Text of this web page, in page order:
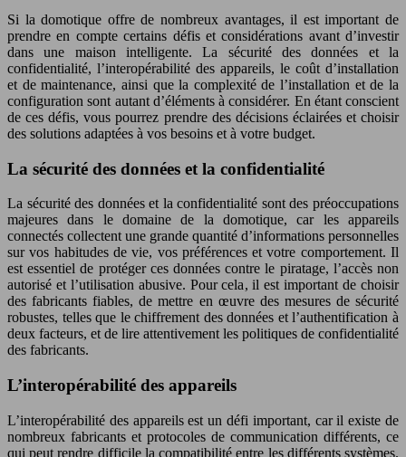
Si la domotique offre de nombreux avantages, il est important de
prendre en compte certains défis et considérations avant d’investir
dans une maison intelligente. La sécurité des données et la
confidentialité, l’interopérabilité des appareils, le coût d’installation
et de maintenance, ainsi que la complexité de l’installation et de la
configuration sont autant d’éléments à considérer. En étant conscient
de ces défis, vous pourrez prendre des décisions éclairées et choisir
des solutions adaptées à vos besoins et à votre budget.
La sécurité des données et la confidentialité
La sécurité des données et la confidentialité sont des préoccupations
majeures dans le domaine de la domotique, car les appareils
connectés collectent une grande quantité d’informations personnelles
sur vos habitudes de vie, vos préférences et votre comportement. Il
est essentiel de protéger ces données contre le piratage, l’accès non
autorisé et l’utilisation abusive. Pour cela, il est important de choisir
des fabricants fiables, de mettre en œuvre des mesures de sécurité
robustes, telles que le chiffrement des données et l’authentification à
deux facteurs, et de lire attentivement les politiques de confidentialité
des fabricants.
L’interopérabilité des appareils
L’interopérabilité des appareils est un défi important, car il existe de
nombreux fabricants et protocoles de communication différents, ce
qui peut rendre difficile la compatibilité entre les différents systèmes.